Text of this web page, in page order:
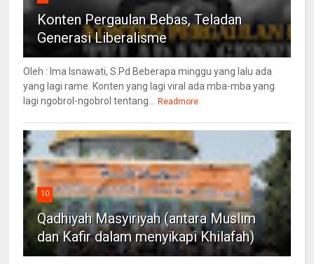
Konten Pergaulan Bebas, Teladan
Generasi Liberalisme
Oleh : Ima Isnawati, S.Pd Beberapa minggu yang lalu ada
yang lagi rame. Konten yang lagi viral ada mba-mba yang
lagi ngobrol-ngobrol tentang... Readmore
10
Qadhiyah Masyiriyah (antara Muslim
dan Kafir dalam menyikapi Khilafah)